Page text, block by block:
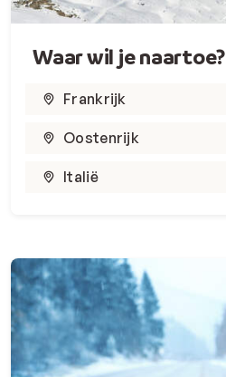
Waar wil je naartoe?
Frankrijk
Oostenrijk
Italië